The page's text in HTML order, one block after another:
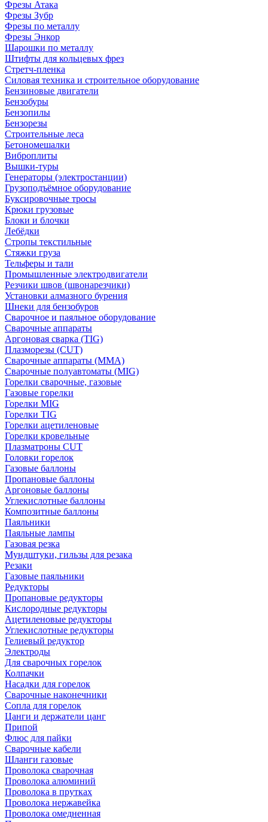
Фрезы Атака
Фрезы Зубр
Фрезы по металлу
Фрезы Энкор
Шарошки по металлу
Штифты для кольцевых фрез
Стретч-пленка
Силовая техника и строительное оборудование
Бензиновые двигатели
Бензобуры
Бензопилы
Бензорезы
Строительные леса
Бетономешалки
Виброплиты
Вышки-туры
Генераторы (электростанции)
Грузоподъёмное оборудование
Буксировочные тросы
Крюки грузовые
Блоки и блочки
Лебёдки
Стропы текстильные
Стяжки груза
Тельферы и тали
Промышленные электродвигатели
Резчики швов (швонарезчики)
Установки алмазного бурения
Шнеки для бензобуров
Сварочное и паяльное оборудование
Сварочные аппараты
Аргоновая сварка (TIG)
Плазморезы (CUT)
Сварочные аппараты (MMA)
Сварочные полуавтоматы (MIG)
Горелки сварочные, газовые
Газовые горелки
Горелки MIG
Горелки TIG
Горелки ацетиленовые
Горелки кровельные
Плазматроны CUT
Головки горелок
Газовые баллоны
Пропановые баллоны
Аргоновые баллоны
Углекислотные баллоны
Композитные баллоны
Паяльники
Паяльные лампы
Газовая резка
Мундштуки, гильзы для резака
Резаки
Газовые паяльники
Редукторы
Пропановые редукторы
Кислородные редукторы
Ацетиленовые редукторы
Углекислотные редукторы
Гелиевый редуктор
Электроды
Для сварочных горелок
Колпачки
Насадки для горелок
Сварочные наконечники
Сопла для горелок
Цанги и держатели цанг
Припой
Флюс для пайки
Сварочные кабели
Шланги газовые
Проволока сварочная
Проволока алюминий
Проволока в прутках
Проволока нержавейка
Проволока омедненная